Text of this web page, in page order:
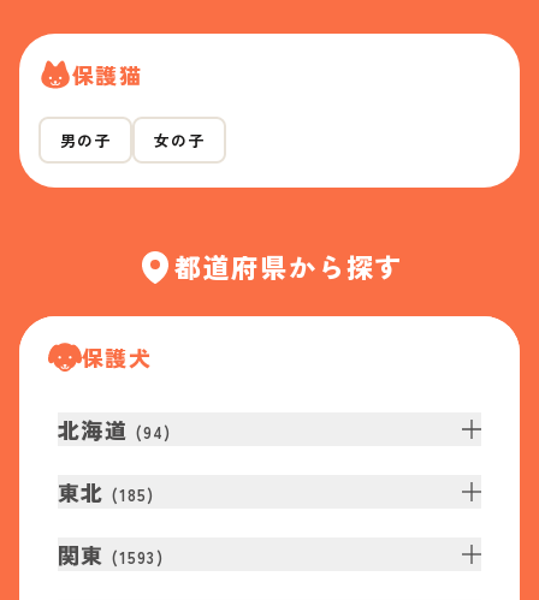
保護猫
男の子 女の子
都道府県から探す
保護犬
北海道 (94)
東北 (185)
関東 (1593 )